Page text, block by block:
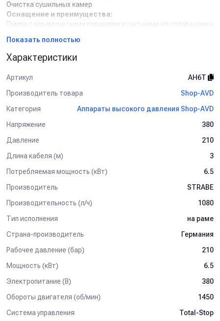
Очистка сушильных камер
Оснащение и преимущества:
Помпа с керамическими поршнями и шатунами из сплава цинка
Низкий уровень шума и надежная теплозащита
электродвигателя
Запас по максимальному давлению для всех элементов АВД
Гарантийное и послегарантийное обслуживание
Надежная и эргономичная конструкция
Комплект поставки:
Электродвигатель EME/Nicolini 6.5
Блок автоматики SchE Harmony 7
Виброопоры SS20
Кабель питания 3 м
Фильтр тип BIG
Показать полностью
Характеристики
Артикул
AH6T
Производитель товара
Shop-AVD
Категория
Аппараты высокого давления Shop-AVD
Напряжение
380
Давление
210
Длина кабеля (м)
3
Потребляемая мощность (кВт)
6.5
Производитель
STRABE
Производительность (л/ч)
1080
Тип исполнения
на раме
Страна-производитель
Германия
Рабочее давление (бар)
210
Мощность (кВт)
6.5
Электропитание (В)
380
Обороты двигателя (об/мин)
1450
Система управления
Total-Stop